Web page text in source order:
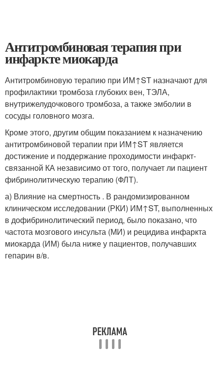
Антитромбиновая терапия при
инфаркте миокарда
Антитромбиновую терапию при ИМ↑ST назначают для
профилактики тромбоза глубоких вен, ТЭЛА,
внутрижелудочкового тромбоза, а также эмболии в
сосуды головного мозга.
Кроме этого, другим общим показанием к назначению
антитромбиновой терапии при ИМ↑ST является
достижение и поддержание проходимости инфаркт-
связанной КА независимо от того, получает ли пациент
фибринолитическую терапию (ФЛТ).
а) Влияние на смертность . В рандомизированном
клиническом исследовании (РКИ) ИМ↑ST, выполненных
в дофибринолитический период, было показано, что
частота мозгового инсульта (МИ) и рецидива инфаркта
миокарда (ИМ) была ниже у пациентов, получавших
гепарин в/в.